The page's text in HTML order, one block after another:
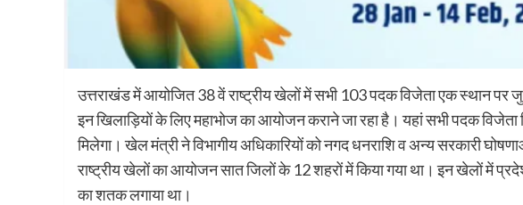
उत्तराखंड में आयोजित 38 वें राष्ट्रीय खेलों में सभी 103 पदक विजेता एक स्थान पर
इन खिलाड़ियों के लिए महाभोज का आयोजन कराने जा रहा है। यहां सभी पदक विजेता
मिलेगा। खेल मंत्री ने विभागीय अधिकारियों को नगद धनराशि व अन्य सरकारी
राष्ट्रीय खेलों का आयोजन सात जिलों के 12 शहरों में किया गया था। इन खेलों में
का शतक लगाया था।